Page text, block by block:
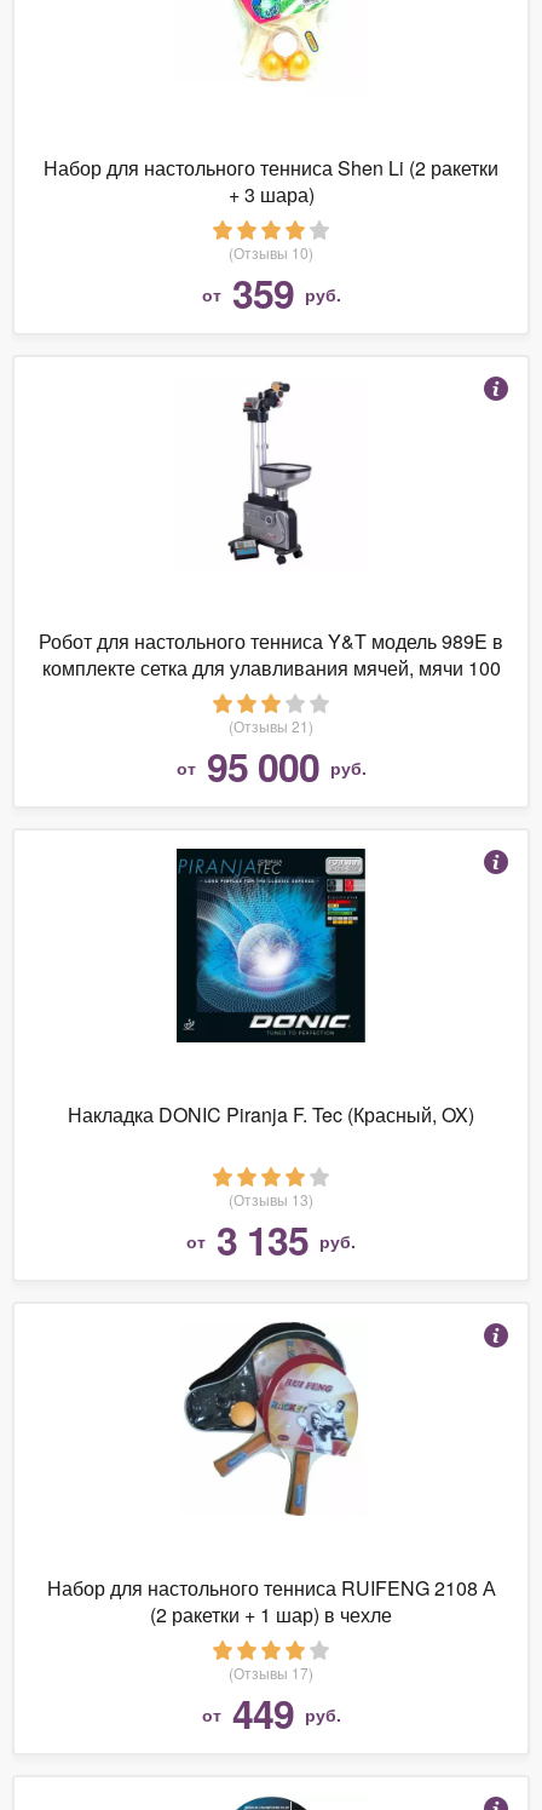
Набор для настольного тенниса Shen Li (2 ракетки
+ 3 шара)
(Отзывы 10)
от 359 руб.
Робот для настольного тенниса Y&T модель 989E в
комплекте сетка для улавливания мячей, мячи 100
шт. и устройство для сбора мячей
(Отзывы 21)
от 95 000 руб.
Накладка DONIC Piranja F. Tec (Красный, OX)
(Отзывы 13)
от 3 135 руб.
Набор для настольного тенниса RUIFENG 2108 А
(2 ракетки + 1 шар) в чехле
(Отзывы 17)
от 449 руб.